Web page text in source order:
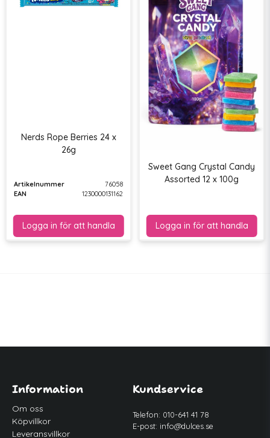
Nerds Rope Berries 24 x
26g
Artikelnummer
76058
EAN
1230000131162
Sweet Gang Crystal Candy
Assorted 12 x 100g
Information
Om oss
Köpvillkor
Leveransvillkor
Kundservice
Telefon: 010-641 41 78
E-post: info@dulces.se